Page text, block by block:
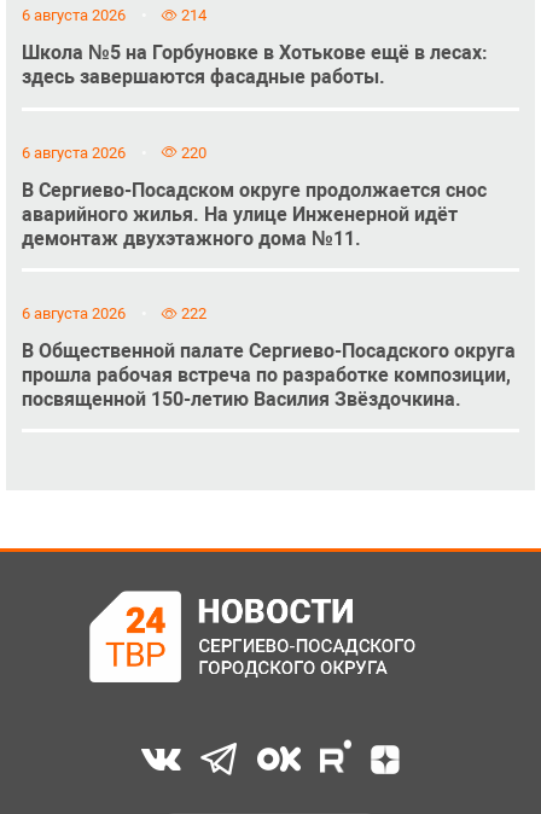
6 августа 2026 214
Школа №5 на Горбуновке в Хотькове ещё в лесах:
здесь завершаются фасадные работы.
6 августа 2026 220
В Сергиево-Посадском округе продолжается снос
аварийного жилья. На улице Инженерной идёт
демонтаж двухэтажного дома №11.
6 августа 2026 222
В Общественной палате Сергиево-Посадского округа
прошла рабочая встреча по разработке композиции,
посвященной 150-летию Василия Звёздочкина.